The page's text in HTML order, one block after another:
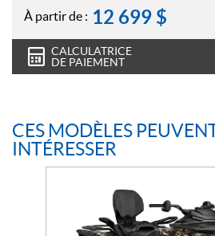
À partir de : 12 699 $
CALCULATRICE
DE PAIEMENT
CES MODÈLES
INTÉRESSER